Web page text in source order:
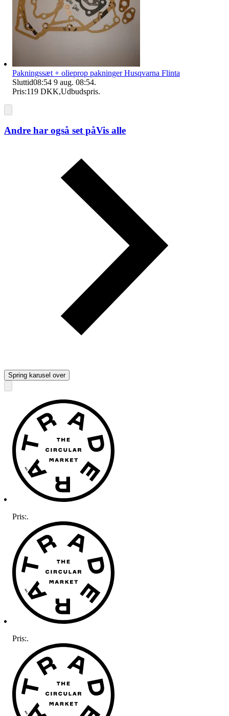
Pakningssæt + olieprop pakninger Husqvarna Flinta
Sluttid08:54 9 aug. 08:54.
Pris:119 DKK,Udbudspris.
Andre har også set påVis alle
Spring karusel over
Pris:.
Pris:.